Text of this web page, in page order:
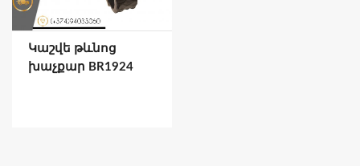
Կաշվե թևնոց
խաչքար BR1924